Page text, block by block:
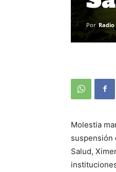
Por Radio
Molestia
suspensión
Salud,